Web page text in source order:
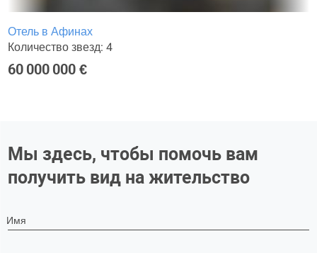
Отель в Афинах
Количество звезд: 4
60 000 000 €
Мы здесь, чтобы помочь вам
получить вид на жительство
Имя